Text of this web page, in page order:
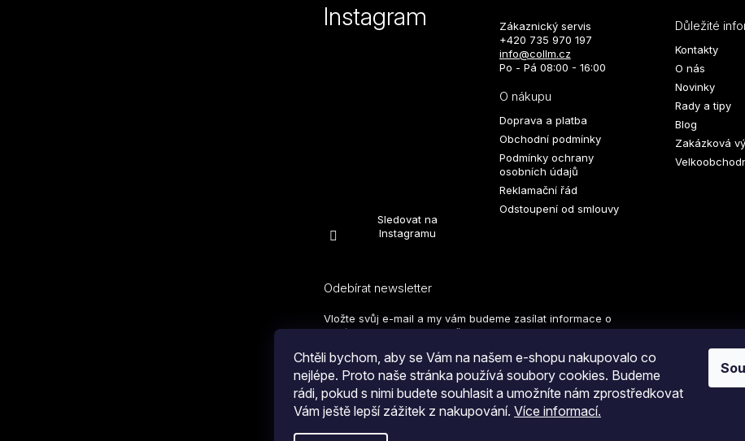
Chtěli bychom, aby se Vám na našem e-shopu nakupovalo co
nejlépe. Proto naše stránka používá soubory cookies. Budeme
rádi, pokud s nimi budete souhlasit a umožníte nám zprostředkovat
Vám ještě lepší zážitek z nakupování. Více informací.
Instagram
Sledovat na
Instagramu
Zákaznický servis
+420 735 970 197
info@collm.cz
Po - Pá 08:00 - 16:00
O nákupu
Doprava a platba
Obchodní podmínky
Podmínky ochrany
osobních údajů
Reklamační řád
Odstoupení od smlouvy
Důležité
Kontakty
O nás
Novinky
Rady a tipy
Blog
Zakázková
Odebírat newsletter
Vložte svůj e-mail a my vám budeme zasílat informace o
nových produktech na našem e-shopu.
E-mail
sobchodními podmínkami
PŘIHLÁSIT
SE
. Všechna práva vyhrazena.Upravit nastavení cookies